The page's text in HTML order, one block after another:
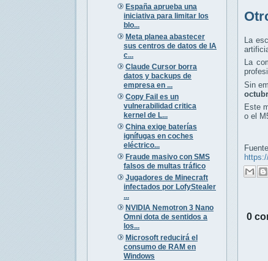
España aprueba una
iniciativa para limitar los
blo...
Meta planea abastecer
sus centros de datos de IA
c...
Claude Cursor borra
datos y backups de
empresa en ...
Copy Fail es un
vulnerabilidad critica
kernel de L...
China exige baterías
ignífugas en coches
eléctrico...
Fraude masivo con SMS
falsos de multas tráfico
Jugadores de Minecraft
infectados por LofyStealer
...
NVIDIA Nemotron 3 Nano
Omni dota de sentidos a
los...
Microsoft reducirá el
consumo de RAM en
Windows
La
La
Sin
Este
o el
0